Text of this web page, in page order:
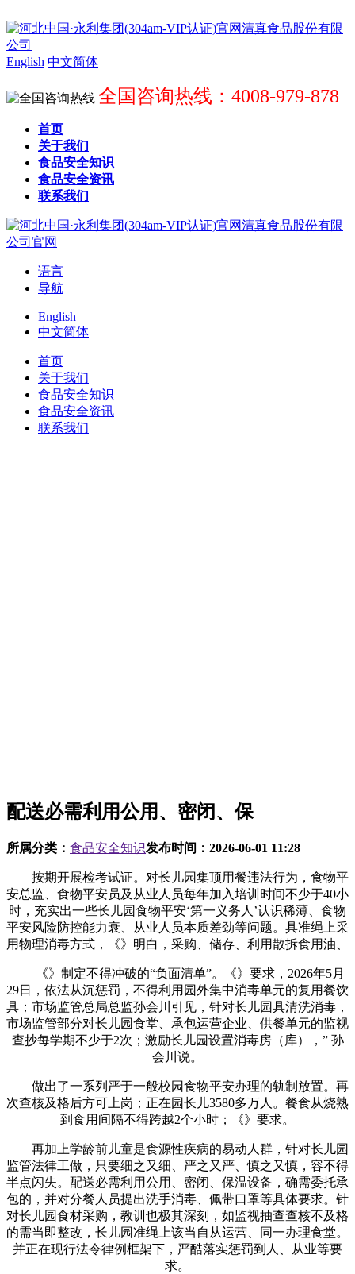
English 中文简体
全国咨询热线：4008-979-878
首页
关于我们
食品安全知识
食品安全资讯
联系我们
语言
导航
English
中文简体
首页
关于我们
食品安全知识
食品安全资讯
联系我们
配送必需利用公用、密闭、保
所属分类： 食品安全知识发布时间： 2026-06-01 11:28
按期开展检考试证。对长儿园集顶用餐违法行为，食物平
安总监、食物平安员及从业人员每年加入培训时间不少于40小
时，充实出一些长儿园食物平安‘第一义务人’认识稀薄、食物
平安风险防控能力衰、从业人员本质差劲等问题。具准绳上采
用物理消毒方式，《》明白，采购、储存、利用散拆食用油、
《》制定不得冲破的“负面清单”。《》要求，2026年5月
29日，依法从沉惩罚，不得利用园外集中消毒单元的复用餐饮
具；市场监管总局总监孙会川引见，针对长儿园具清洗消毒，
市场监管部分对长儿园食堂、承包运营企业、供餐单元的监视
查抄每学期不少于2次；激励长儿园设置消毒房（库），” 孙
会川说。
做出了一系列严于一般校园食物平安办理的轨制放置。再
次查核及格后方可上岗；正在园长儿3580多万人。餐食从烧熟
到食用间隔不得跨越2个小时；《》要求。
再加上学龄前儿童是食源性疾病的易动人群，针对长儿园
监管法律工做，只要细之又细、严之又严、慎之又慎，容不得
半点闪失。配送必需利用公用、密闭、保温设备，确需委托承
包的，并对分餐人员提出洗手消毒、佩带口罩等具体要求。针
对长儿园食材采购，教训也极其深刻，如监视抽查查核不及格
的需当即整改，长儿园准绳上该当自从运营、同一办理食堂。
并正在现行法令律例框架下，严酷落实惩罚到人、从业等要
求。